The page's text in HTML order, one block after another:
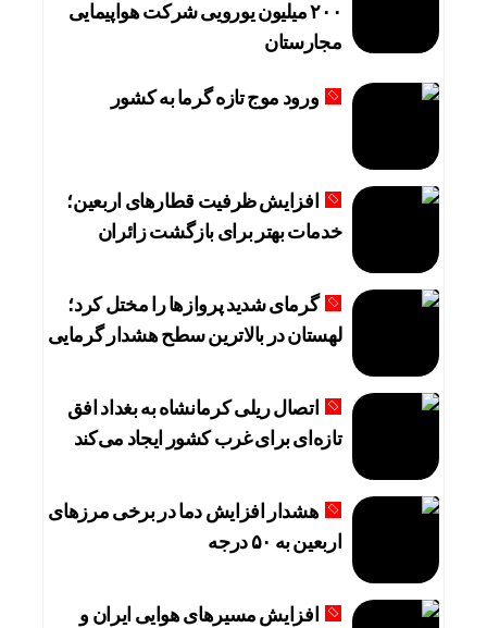
۲۰۰ میلیون یورویی شرکت هواپیمایی
مجارستان
ورود موج تازه گرما به کشور
افزایش ظرفیت قطارهای اربعین؛
خدمات بهتر برای بازگشت زائران
گرمای شدید پروازها را مختل کرد؛
لهستان در بالاترین سطح هشدار گرمایی
اتصال ریلی کرمانشاه به بغداد افق
تازه‌ای برای غرب کشور ایجاد می‌کند
هشدار افزایش دما در برخی مرزهای
اربعین به ۵۰ درجه
افزایش مسیرهای هوایی ایران و